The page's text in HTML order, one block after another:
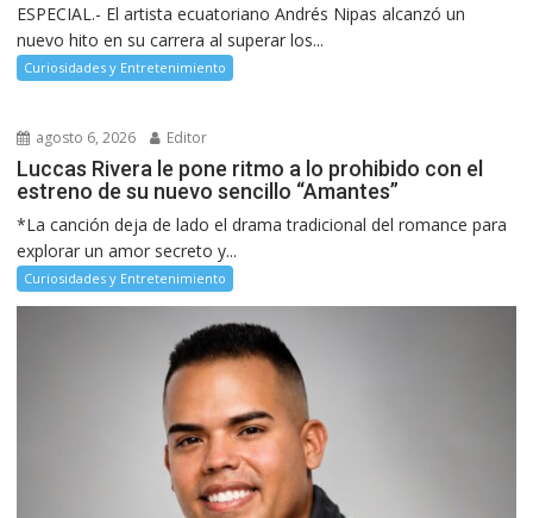
ESPECIAL.- El artista ecuatoriano Andrés Nipas alcanzó un
nuevo hito en su carrera al superar los...
Curiosidades y Entretenimiento
agosto 6, 2026 Editor
Luccas Rivera le pone ritmo a lo prohibido con el
estreno de su nuevo sencillo “Amantes”
*La canción deja de lado el drama tradicional del romance para
explorar un amor secreto y...
Curiosidades y Entretenimiento